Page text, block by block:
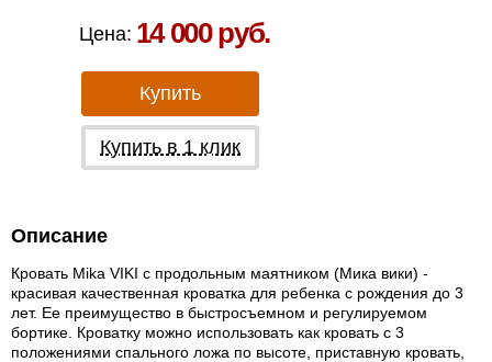
Цена: 14 000 руб.
Купить
Купить в 1 клик
Описание
Кровать Mika VIKI с продольным маятником (Мика вики) -
красивая качественная кроватка для ребенка с рождения до 3
лет. Ее преимущество в быстросъемном и регулируемом
бортике. Кроватку можно использовать как кровать с 3
положениями спального ложа по высоте, приставную кровать,